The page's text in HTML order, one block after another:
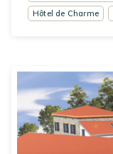
Hôtel de Charme